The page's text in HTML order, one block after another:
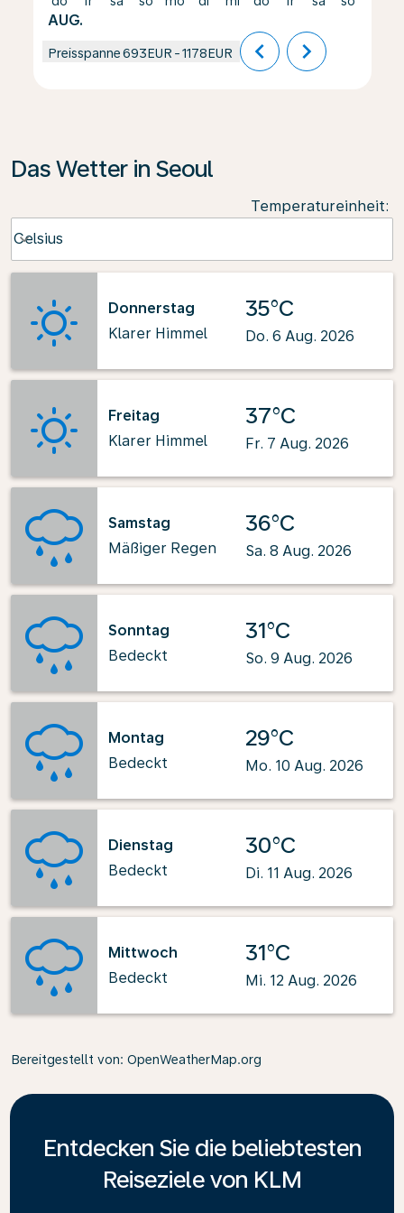
AUG.
Preisspanne693EUR -1178EUR chevron_left chevron_right
Das Wetter in Seoul
Temperatureinheit:
Celsius
keyboard_arrow_down
Donnerstag
Klarer Himmel
35°C
Do. 6 Aug. 2026
Freitag
Klarer Himmel
37°C
Fr. 7 Aug. 2026
Samstag
Mäßiger Regen
36°C
Sa. 8 Aug. 2026
Sonntag
Bedeckt
31°C
So. 9 Aug. 2026
Montag
Bedeckt
29°C
Mo. 10 Aug. 2026
Dienstag
Bedeckt
30°C
Di. 11 Aug. 2026
Mittwoch
Bedeckt
31°C
Mi. 12 Aug. 2026
Bereitgestellt von: OpenWeatherMap.org
Entdecken Sie die beliebtesten
Reiseziele von KLM